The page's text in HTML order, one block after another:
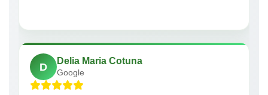
D
Delia Maria Cotuna
Google